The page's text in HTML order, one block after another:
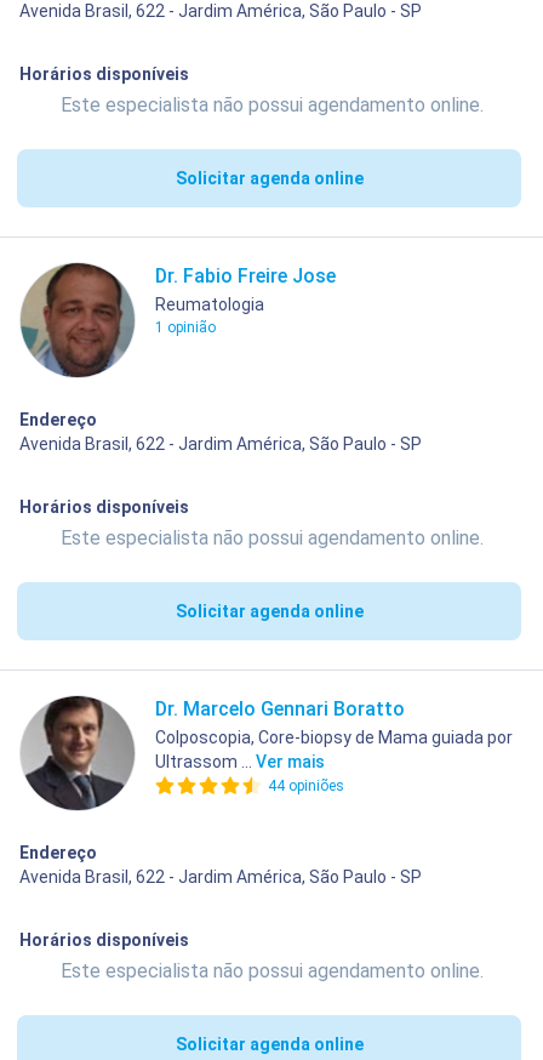
Avenida Brasil, 622 - Jardim América, São Paulo - SP
Horários disponíveis
Este especialista não possui agendamento online.
Solicitar agenda online
Dr. Fabio Freire Jose
Reumatologia
1 opinião
Endereço
Avenida Brasil, 622 - Jardim América, São Paulo - SP
Horários disponíveis
Este especialista não possui agendamento online.
Solicitar agenda online
Dr. Marcelo Gennari Boratto
Colposcopia, Core-biopsy de Mama guiada por
Ultrassom ... Ver mais
44 opiniões
Endereço
Avenida Brasil, 622 - Jardim América, São Paulo - SP
Horários disponíveis
Este especialista não possui agendamento online.
Solicitar agenda online